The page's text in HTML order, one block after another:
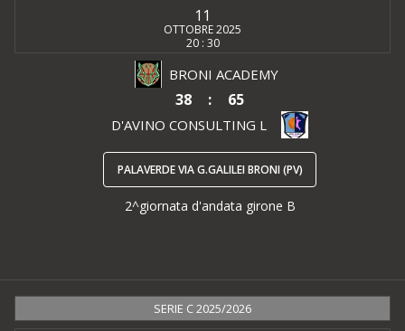
11
OTTOBRE 2025
20 : 30
BRONI ACADEMY
38 : 65
D'AVINO CONSULTING L
PALAVERDE VIA G.GALILEI BRONI (PV)
2^giornata d'andata girone B
SERIE C 2025/2026